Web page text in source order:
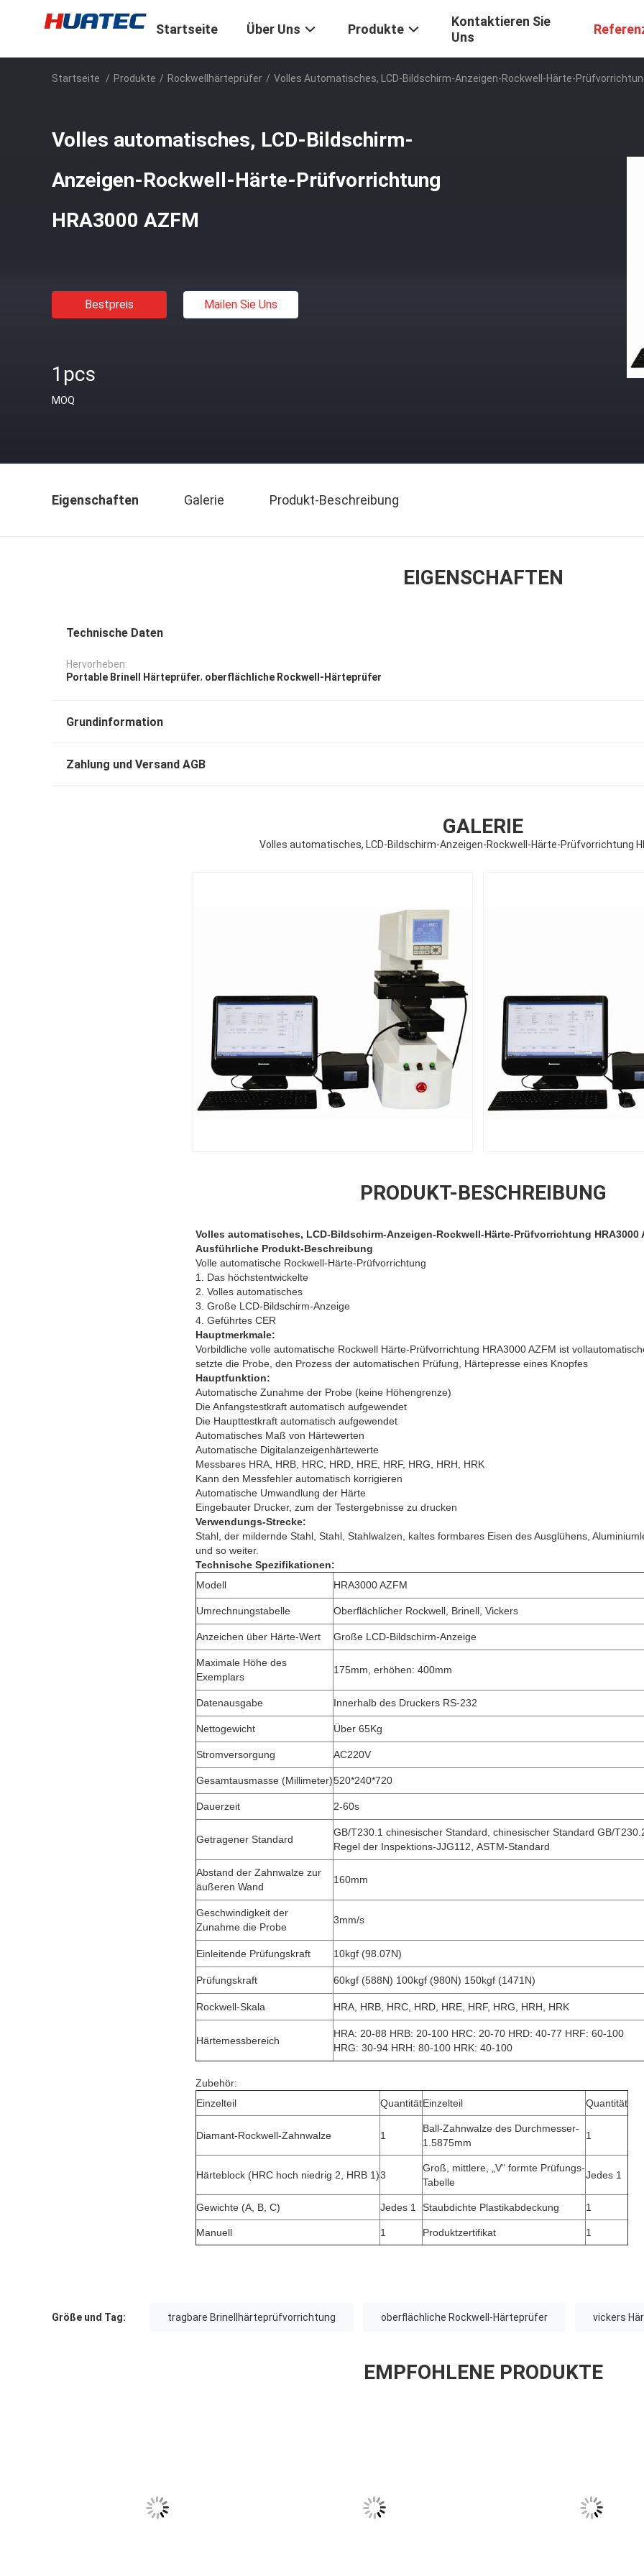
Startseite Über Uns Produkte
Kontaktieren Sie
Uns
Startseite / Produkte / Rockwellhärteprüfer / Volles Automatisches, LCD-Bildschirm-Anzeigen-Rockwell-Härte-
Volles automatisches, LCD-Bildschirm-
Anzeigen-Rockwell-Härte-Prüfvorrichtung
HRA3000 AZFM
Bestpreis Mailen Sie Uns
1pcs
MOQ
Eigenschaften Galerie Produkt-Beschreibung
EIGENSCHAFTEN
Technische Daten
Hervorheben:
Portable Brinell Härteprüfer, oberflächliche Rockwell-Härteprüfer
Grundinformation
Zahlung und Versand AGB
GALERIE
Volles automatisches, LCD-Bildschirm-Anzeigen-Rockwell-Härte-Prüfvorrichtung
PRODUKT-BESCHREIBUNG
Volles automatisches, LCD-Bildschirm-Anzeigen-Rockwell-Härte-Prüfvorrichtung HRA3000
Ausführliche Produkt-Beschreibung
Volle automatische Rockwell-Härte-Prüfvorrichtung
1. Das höchstentwickelte
2. Volles automatisches
3. Große LCD-Bildschirm-Anzeige
4. Geführtes CER
Hauptmerkmale:
Vorbildliche volle automatische Rockwell Härte-Prüfvorrichtung HRA3000 AZFM ist
setzte die Probe, den Prozess der automatischen Prüfung, Härtepresse eines Knopfes
Hauptfunktion:
Automatische Zunahme der Probe (keine Höhengrenze)
Die Anfangstestkraft automatisch aufgewendet
Die Haupttestkraft automatisch aufgewendet
Automatisches Maß von Härtewerten
Automatische Digitalanzeigenhärtewerte
Messbares HRA, HRB, HRC, HRD, HRE, HRF, HRG, HRH, HRK
Kann den Messfehler automatisch korrigieren
Automatische Umwandlung der Härte
Eingebauter Drucker, zum der Testergebnisse zu drucken
Verwendungs-Strecke:
Stahl, der mildernde Stahl, Stahl, Stahlwalzen, kaltes formbares Eisen des Ausglühens,
und so weiter.
Technische Spezifikationen:
Modell
HRA3000 AZFM
Umrechnungstabelle Oberflächlicher Rockwell, Brinell, Vickers
Anzeichen über Härte-Wert Große LCD-Bildschirm-Anzeige
Maximale Höhe des
Exemplars
175mm, erhöhen: 400mm
Datenausgabe Innerhalb des Druckers RS-232
Nettogewicht Über 65Kg
Stromversorgung AC220V
Gesamtausmasse (Millimeter)520*240*720
Dauerzeit 2-60s
Getragener Standard
GB/T230.1 chinesischer Standard, chinesischer Standard GB/
Regel der Inspektions-JJG112, ASTM-Standard
Abstand der Zahnwalze zur
äußeren Wand
160mm
Geschwindigkeit der
Zunahme die Probe
3mm/s
Einleitende Prüfungskraft 10kgf (98.07N)
Prüfungskraft 60kgf (588N) 100kgf (980N) 150kgf (1471N)
Rockwell-Skala HRA, HRB, HRC, HRD, HRE, HRF, HRG, HRH, HRK
Härtemessbereich
HRA: 20-88 HRB: 20-100 HRC: 20-70 HRD: 40-77 HRF: 60-100
HRG: 30-94 HRH: 80-100 HRK: 40-100
Zubehör:
Einzelteil
QuantitätEinzelteil Quantität
Diamant-Rockwell-Zahnwalze 1
Ball-Zahnwalze des Durchmesser-
1.5875mm
1
Härteblock (HRC hoch niedrig 2, HRB 1)3
Groß, mittlere, „V“ formte Prüfungs-
Tabelle
Jedes 1
Gewichte (A, B, C) Jedes 1 Staubdichte Plastikabdeckung 1
Manuell 1 Produktzertifikat 1
Größe und Tag: tragbare Brinellhärteprüfvorrichtung oberflächliche Rockwell-Härteprüfer vickers
EMPFOHLENE PRODUKTE